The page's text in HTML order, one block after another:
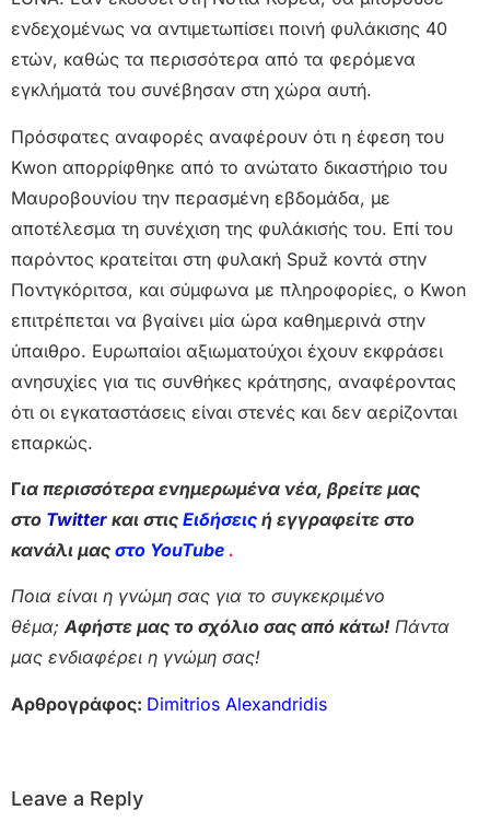
ενδεχομένως να αντιμετωπίσει ποινή φυλάκισης 40
ετών, καθώς τα περισσότερα από τα φερόμενα
εγκλήματά του συνέβησαν στη χώρα αυτή.
Πρόσφατες αναφορές αναφέρουν ότι η έφεση του
Kwon απορρίφθηκε από το ανώτατο δικαστήριο του
Μαυροβουνίου την περασμένη εβδομάδα, με
αποτέλεσμα τη συνέχιση της φυλάκισής του. Επί του
παρόντος κρατείται στη φυλακή Spuž κοντά στην
Ποντγκόριτσα, και σύμφωνα με πληροφορίες, ο Kwon
επιτρέπεται να βγαίνει μία ώρα καθημερινά στην
ύπαιθρο. Ευρωπαίοι αξιωματούχοι έχουν εκφράσει
ανησυχίες για τις συνθήκες κράτησης, αναφέροντας
ότι οι εγκαταστάσεις είναι στενές και δεν αερίζονται
επαρκώς.
Για περισσότερα ενημερωμένα νέα, βρείτε μας
στο Twitter και στις Ειδήσεις ή εγγραφείτε στο
κανάλι μας στο YouTube .
Ποια είναι η γνώμη σας για το συγκεκριμένο
θέμα;Αφήστε μας το σχόλιο σας από κάτω! Πάντα
μας ενδιαφέρει η γνώμη σας!
Αρθρογράφος: Dimitrios Alexandridis
Leave a Reply